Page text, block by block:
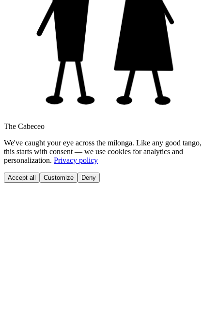
The Cabeceo
We've caught your eye across the milonga. Like any good tango,
this starts with consent — we use cookies for analytics and
personalization. Privacy policy
Accept all Customize Deny